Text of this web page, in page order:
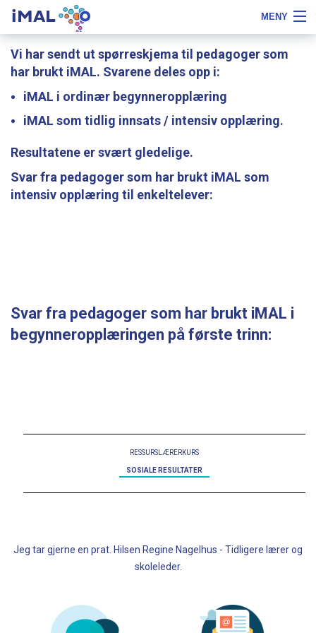
iMAL MENY
Om iMAL
Kurs
PPT
Referanser
Hopp
innhold
Fontstørrelse
tipsVi har sendt ut spørreskjema til pedagoger som
har brukt iMAL. Svarene deles opp i:
iMAL i ordinær begynneropplæring
iMAL som tidlig innsats / intensiv opplæring.
Resultatene er svært gledelige.
Svar fra pedagoger som har brukt iMAL som
intensiv opplæring til enkeltelever:
Svar fra pedagoger som har brukt iMAL i
begynneropplæringen på første trinn:
RESSURSLÆRERKURS
SOSIALE RESULTATER
Jeg tar gjerne en prat. Hilsen Regine Nagelhus - Tidligere lærer og
skoleleder.